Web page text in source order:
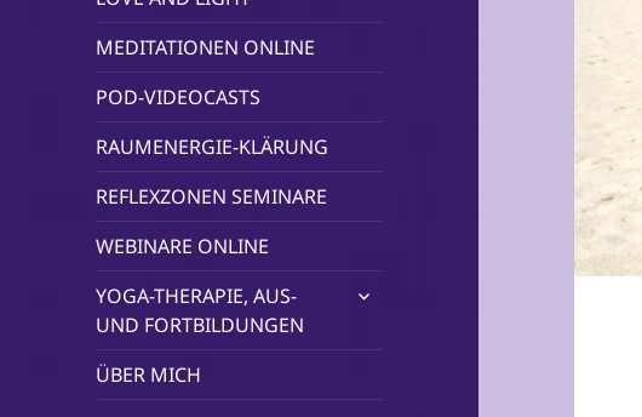
MEDITATIONEN ONLINE
POD-VIDEOCASTS
RAUMENERGIE-KLÄRUNG
REFLEXZONEN SEMINARE
WEBINARE ONLINE
YOGA-THERAPIE, AUS-
UND FORTBILDUNGEN
untermenü
ÜBER MICH